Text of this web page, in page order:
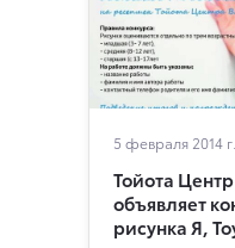
5 февраля 2014 г.
Тойота
объявляет
рисунка Я,